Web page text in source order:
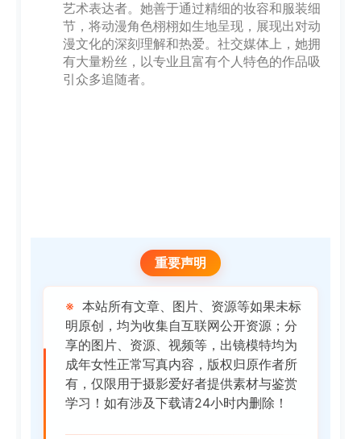
艺术表达者。她善于通过精细的妆容和服装细
节，将动漫角色栩栩如生地呈现，展现出对动
漫文化的深刻理解和热爱。社交媒体上，她拥
有大量粉丝，以专业且富有个人特色的作品吸
引众多追随者。
重要声明
※ 本站所有文章、图片、资源等如果未标
明原创，均为收集自互联网公开资源；分
享的图片、资源、视频等，出镜模特均为
成年女性正常写真内容，版权归原作者所
有，仅限用于摄影爱好者提供素材与鉴赏
学习！如有涉及下载请24小时内删除！